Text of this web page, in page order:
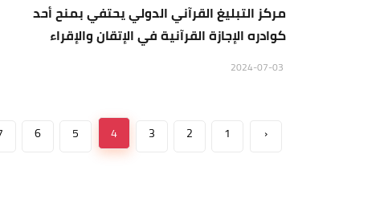
مركز التبليغ القرآني الدولي يحتفي بمنح أحد
كوادره الإجازة القرآنية في الإتقان والإقراء
‹
1
2
3
4
5
6